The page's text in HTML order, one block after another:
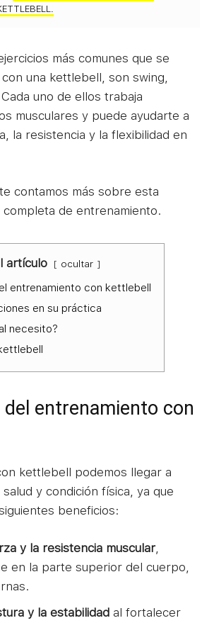
más comunes que se
una kettlebell, son swing,
uno de ellos trabaja
musculares y puede ayudarte a
la resistencia y la flexibilidad en
contamos más sobre esta
de entrenamiento.
artículo ocultar
entrenamiento con kettlebell
en su práctica
necesito?
entrenamiento con
kettlebell podemos llegar a
y condición física, ya que
beneficios:
y la resistencia muscular
en la parte superior del cuerpo,
y la estabilidad al fortalecer